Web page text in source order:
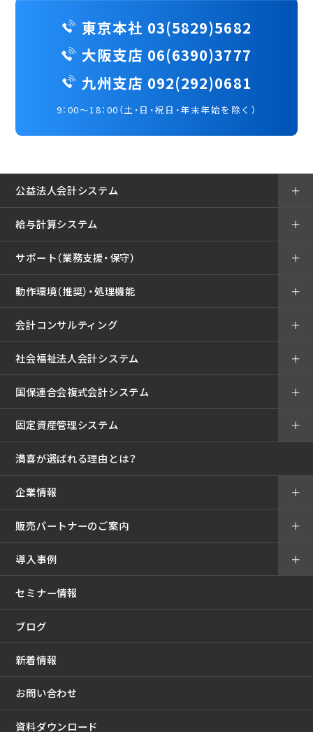
東京本社 03(5829)5682
大阪支店 06(6390)3777
九州支店 092(292)0681
9：00～18：00（土・日・祝日・年末年始を除く）
公益法人会計システム ＋
給与計算システム ＋
サポート（業務支援・保守） ＋
動作環境（推奨）・処理機能 ＋
会計コンサルティング ＋
社会福祉法人会計システム ＋
国保連合会複式会計システム ＋
固定資産管理システム ＋
満喜が選ばれる理由とは？
企業情報 ＋
販売パートナーのご案内 ＋
導入事例
セミナー情報
＋
ブログ
新着情報
お問い合わせ
資料ダウンロード